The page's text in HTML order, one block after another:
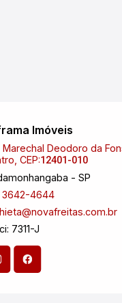
Imóveis
Marechal Deodoro da
CEP:12401-010
- SP
3642-4644
7311-J